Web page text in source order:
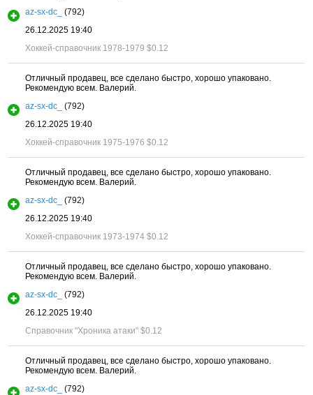
az-sx-dc_
(792)
26.12.2025 19:40
Хоккей-справочник 1978-1979 $0.12
Отличный продавец, все сделано быстро, хорошо упаковано.
Рекомендую всем. Валерий.
az-sx-dc_
(792)
26.12.2025 19:40
Хоккей-справочник 1975-1976 $0.12
Отличный продавец, все сделано быстро, хорошо упаковано.
Рекомендую всем. Валерий.
az-sx-dc_
(792)
26.12.2025 19:40
Хоккей-справочник 1973-1974 $0.12
Отличный продавец, все сделано быстро, хорошо упаковано.
Рекомендую всем. Валерий.
az-sx-dc_
(792)
26.12.2025 19:40
Справочник "Хроника атаки" $0.12
Отличный продавец, все сделано быстро, хорошо упаковано.
Рекомендую всем. Валерий.
az-sx-dc_
(792)